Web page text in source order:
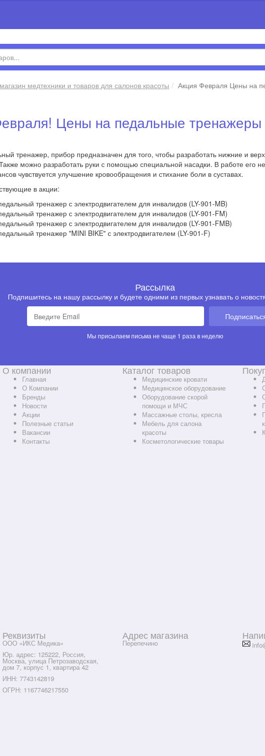
медтехники и товаров для салонов красоты
Акция Февраля Цены на
Цены на педальные тренажеры
тренажер, прибор предназначен для того, чтобы разработать нижние и
можно разработать руки с помощью специальной насадки. В работе его
чувствуется улучшение кровообращения и стихание боли в суставах.
в акции:
тренажер с электродвигателем для инвалидов (LY-901-MB)
тренажер с электродвигателем для инвалидов (LY-901-FM)
тренажер с электродвигателем для инвалидов (LY-901-FMB)
тренажер "MINI BIKE" с электродвигателем (LY-901-F)
Рассылка
Подпишитесь на нашу рассылку и будете одними из первых узнавать о
Мы присылаем письма не чаще 1 раза в неделю
О компании
Главная
О Компании
Бренды
Новости
Акции
Полезные статьи
Вакансии
Контакты
Каталог товаров
Медицинские кровати
Медицинское оборудование
Оборудование скорой
помощи и МЧС
Массажные столы, кресла
Мебель для салона
красоты
Косметологические товары
Реквизиты
ООО «ИКС Медика»
Юр. адрес: 125222, Россия,
Москва, улица Петрозаводская,
дом 7, корпус 1, квартира 42
ИНН: 7743142819
ОГРН: 1167746217550
Адрес магазина
Перепечино